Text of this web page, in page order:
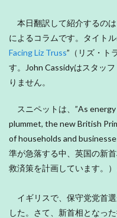
本日翻訳して紹介するのは
によるコラムです。タイトル
Facing Liz Truss”（リズ・ト
す。John Cassidyはスタッ
りません。
スニペットは、”As
plummet, the new British
of households and
準が急落する中、英国の新
救済策を計画しています。）
イギリスで、保守党党首
した。さて、新首相となっ